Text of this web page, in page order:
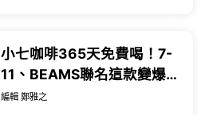
小七咖啡365天免費喝！7-
11、BEAMS聯名這款變爆
紅娃包，咖啡娃娃還送咖
編輯 鄭雅之